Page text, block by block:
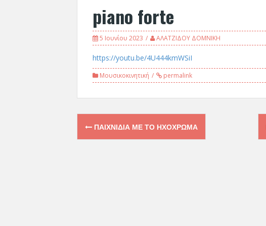
piano forte
5 Ιουνίου 2023 ΑΛΑΤΖΙΔΟΥ ΔΟΜΝΙΚΗ
https://youtu.be/4U444kmWSiI
Μουσικοκινητική permalink
Post
navigation
ΠΑΙΧΝΊΔΙΑ ΜΕ ΤΟ ΗΧΌΧΡΩΜΑ